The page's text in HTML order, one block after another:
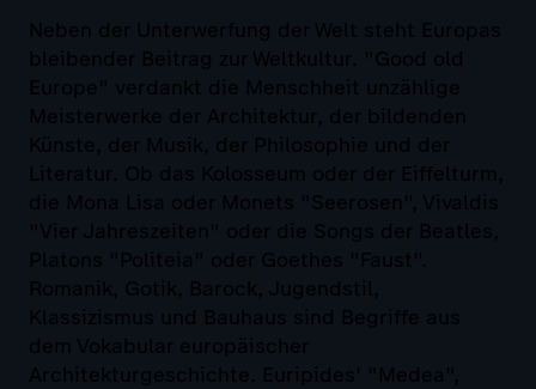
Neben der Unterwerfung der Welt steht Europas
bleibender Beitrag zur Weltkultur. "Good old
Europe" verdankt die Menschheit unzählige
Meisterwerke der Architektur, der bildenden
Künste, der Musik, der Philosophie und der
Literatur. Ob das Kolosseum oder der Eiffelturm,
die Mona Lisa oder Monets "Seerosen", Vivaldis
"Vier Jahreszeiten" oder die Songs der Beatles,
Platons "Politeia" oder Goethes "Faust".
Romanik, Gotik, Barock, Jugendstil,
Klassizismus und Bauhaus sind Begriffe aus
dem Vokabular europäischer
Architekturgeschichte. Euripides' "Medea",